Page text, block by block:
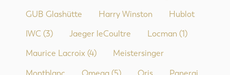
GUB Glashütte Harry Winston Hublot
IWC (3) Jaeger leCoultre Locman (1)
Maurice Lacroix (4) Meistersinger
Montblanc Omega (5) Oris Panerai